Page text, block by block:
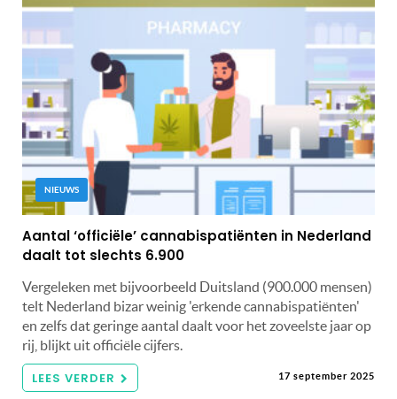
NIEUWS
Aantal ‘officiële’ cannabispatiënten in Nederland
daalt tot slechts 6.900
Vergeleken met bijvoorbeeld Duitsland (900.000 mensen)
telt Nederland bizar weinig 'erkende cannabispatiënten'
en zelfs dat geringe aantal daalt voor het zoveelste jaar op
rij, blijkt uit officiële cijfers.
LEES VERDER 17 september 2025